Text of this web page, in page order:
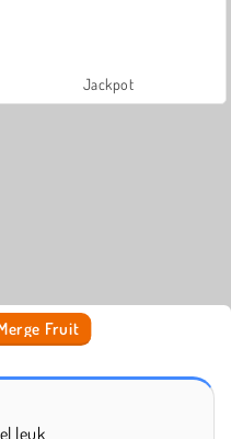
Jackpot
Fruit
leuk